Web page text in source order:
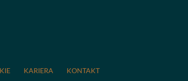
KARIERA KONTAKT